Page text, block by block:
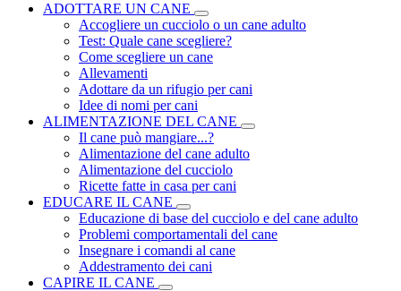
ADOTTARE UN CANE
Accogliere un cucciolo o un cane adulto
Test: Quale cane scegliere?
Come scegliere un cane
Allevamenti
Adottare da un rifugio per cani
Idee di nomi per cani
ALIMENTAZIONE DEL CANE
Il cane può mangiare...?
Alimentazione del cane adulto
Alimentazione del cucciolo
Ricette fatte in casa per cani
EDUCARE IL CANE
Educazione di base del cucciolo e del cane adulto
Problemi comportamentali del cane
Insegnare i comandi al cane
Addestramento dei cani
CAPIRE IL CANE